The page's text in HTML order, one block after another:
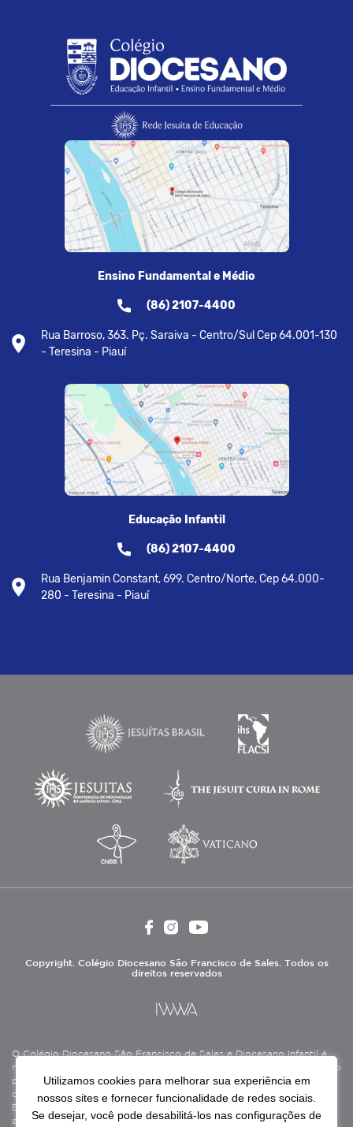
Ensino Fundamental e Médio
(86) 2107-4400
Rua Barroso, 363. Pç. Saraiva - Centro/Sul Cep 64.001-130
- Teresina - Piauí
Educação Infantil
(86) 2107-4400
Rua Benjamin Constant, 699. Centro/Norte, Cep 64.000-
280 - Teresina - Piauí
Copyright. Colégio Diocesano São Francisco de Sales. Todos os
direitos reservados
O Colégio Diocesano São Francisco de Sales e Diocesano Infantil é
mantido pela Associação Antônio Vieira (ASAV), instituição de direito
privado sem fins lucrativos, filantrópica, de natureza educativa,
cultural, assistencial e beneficente, certificada como Entidade
Beneficente de Assistência Social (CEBAS), nas áreas de educação e
assistência social.
Utilizamos cookies para melhorar sua experiência em
nossos sites e fornecer funcionalidade de redes sociais.
Se desejar, você pode desabilitá-los nas configurações de